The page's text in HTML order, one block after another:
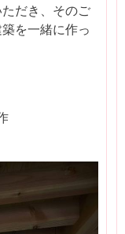
だき、そのご
を一緒に作っ